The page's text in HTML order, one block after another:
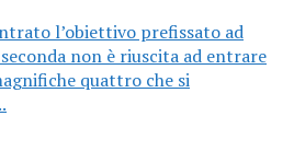
l’obiettivo prefissato ad
non è riuscita ad entrare
quattro che si